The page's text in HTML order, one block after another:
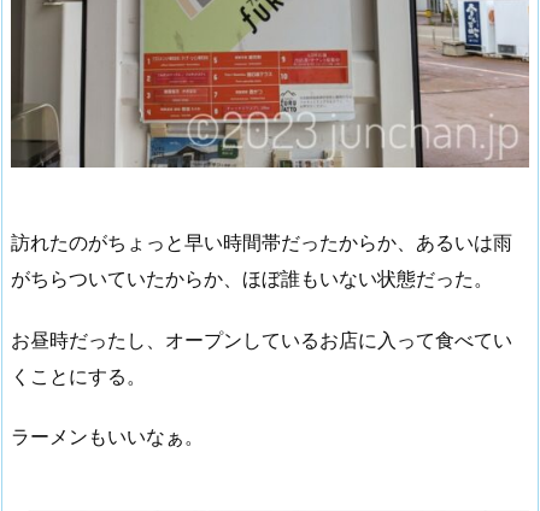
訪れたのがちょっと早い時間帯だったからか、あるいは雨
がちらついていたからか、ほぼ誰もいない状態だった。
お昼時だったし、オープンしているお店に入って食べてい
くことにする。
ラーメンもいいなぁ。